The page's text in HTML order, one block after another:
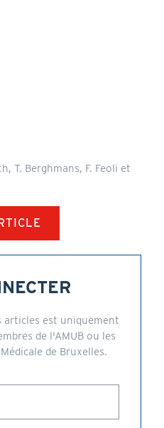
T. Berghmans, F. Feoli et
articles est uniquement
de l'AMUB ou les
de Bruxelles.